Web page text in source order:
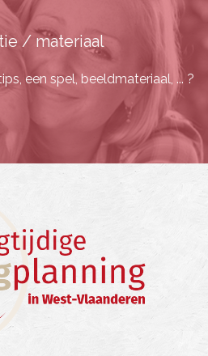
/ materiaal
een spel, beeldmateriaal, ... ?